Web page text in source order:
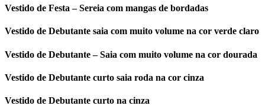
Vestido de Festa – Sereia com mangas de bordadas
Vestido de Debutante saia com muito volume na cor verde claro
Vestido de Debutante – Saia com muito volume na cor dourada
Vestido de Debutante curto saia roda na cor cinza
Vestido de Debutante curto na cinza